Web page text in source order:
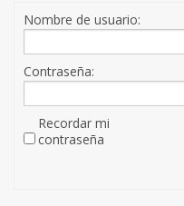
Nombre de usuario:
Contraseña:
Recordar mi
contraseña